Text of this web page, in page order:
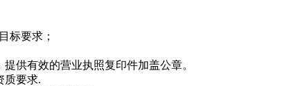
标要求；
供有效的营业执照复印件加盖公章。
质要求.